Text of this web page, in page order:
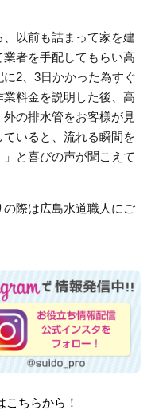
以前も詰まって家を建
者を手配してもらい高
2、3日かかった為すぐ
料金を説明した後、高
の排水管をお客様が見
いると、流れる瞬間を
と喜びの声が聞こえて
際は広島水道職人にご
ちらから！